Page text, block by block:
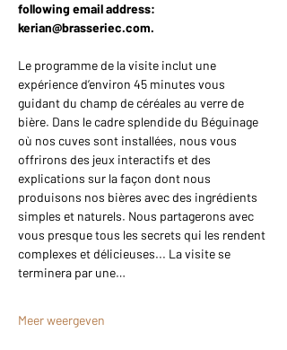
following email address:
kerian@brasseriec.com.
Le programme de la visite inclut une
expérience d’environ 45 minutes vous
guidant du champ de céréales au verre de
bière. Dans le cadre splendide du Béguinage
où nos cuves sont installées, nous vous
offrirons des jeux interactifs et des
explications sur la façon dont nous
produisons nos bières avec des ingrédients
simples et naturels. Nous partagerons avec
vous presque tous les secrets qui les rendent
complexes et délicieuses... La visite se
terminera par une…
Meer weergeven